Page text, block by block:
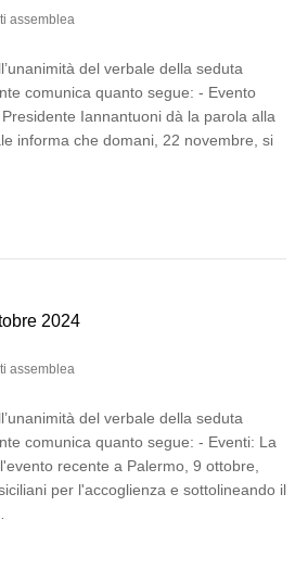
assemblea
del verbale della seduta
comunica quanto segue: - Evento
Iannantuoni dà la parola alla
informa che domani, 22 novembre, si
2024
assemblea
del verbale della seduta
comunica quanto segue: - Eventi: La
recente a Palermo, 9 ottobre,
per l'accoglienza e sottolineando il